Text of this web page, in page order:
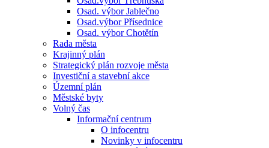
Osad. výbor Jablečno
Osad.výbor Přísednice
Osad. výbor Chotětín
Rada města
Krajinný plán
Strategický plán rozvoje města
Investiční a stavební akce
Územní plán
Městské byty
Volný čas
Informační centrum
O infocentru
Novinky v infocentru